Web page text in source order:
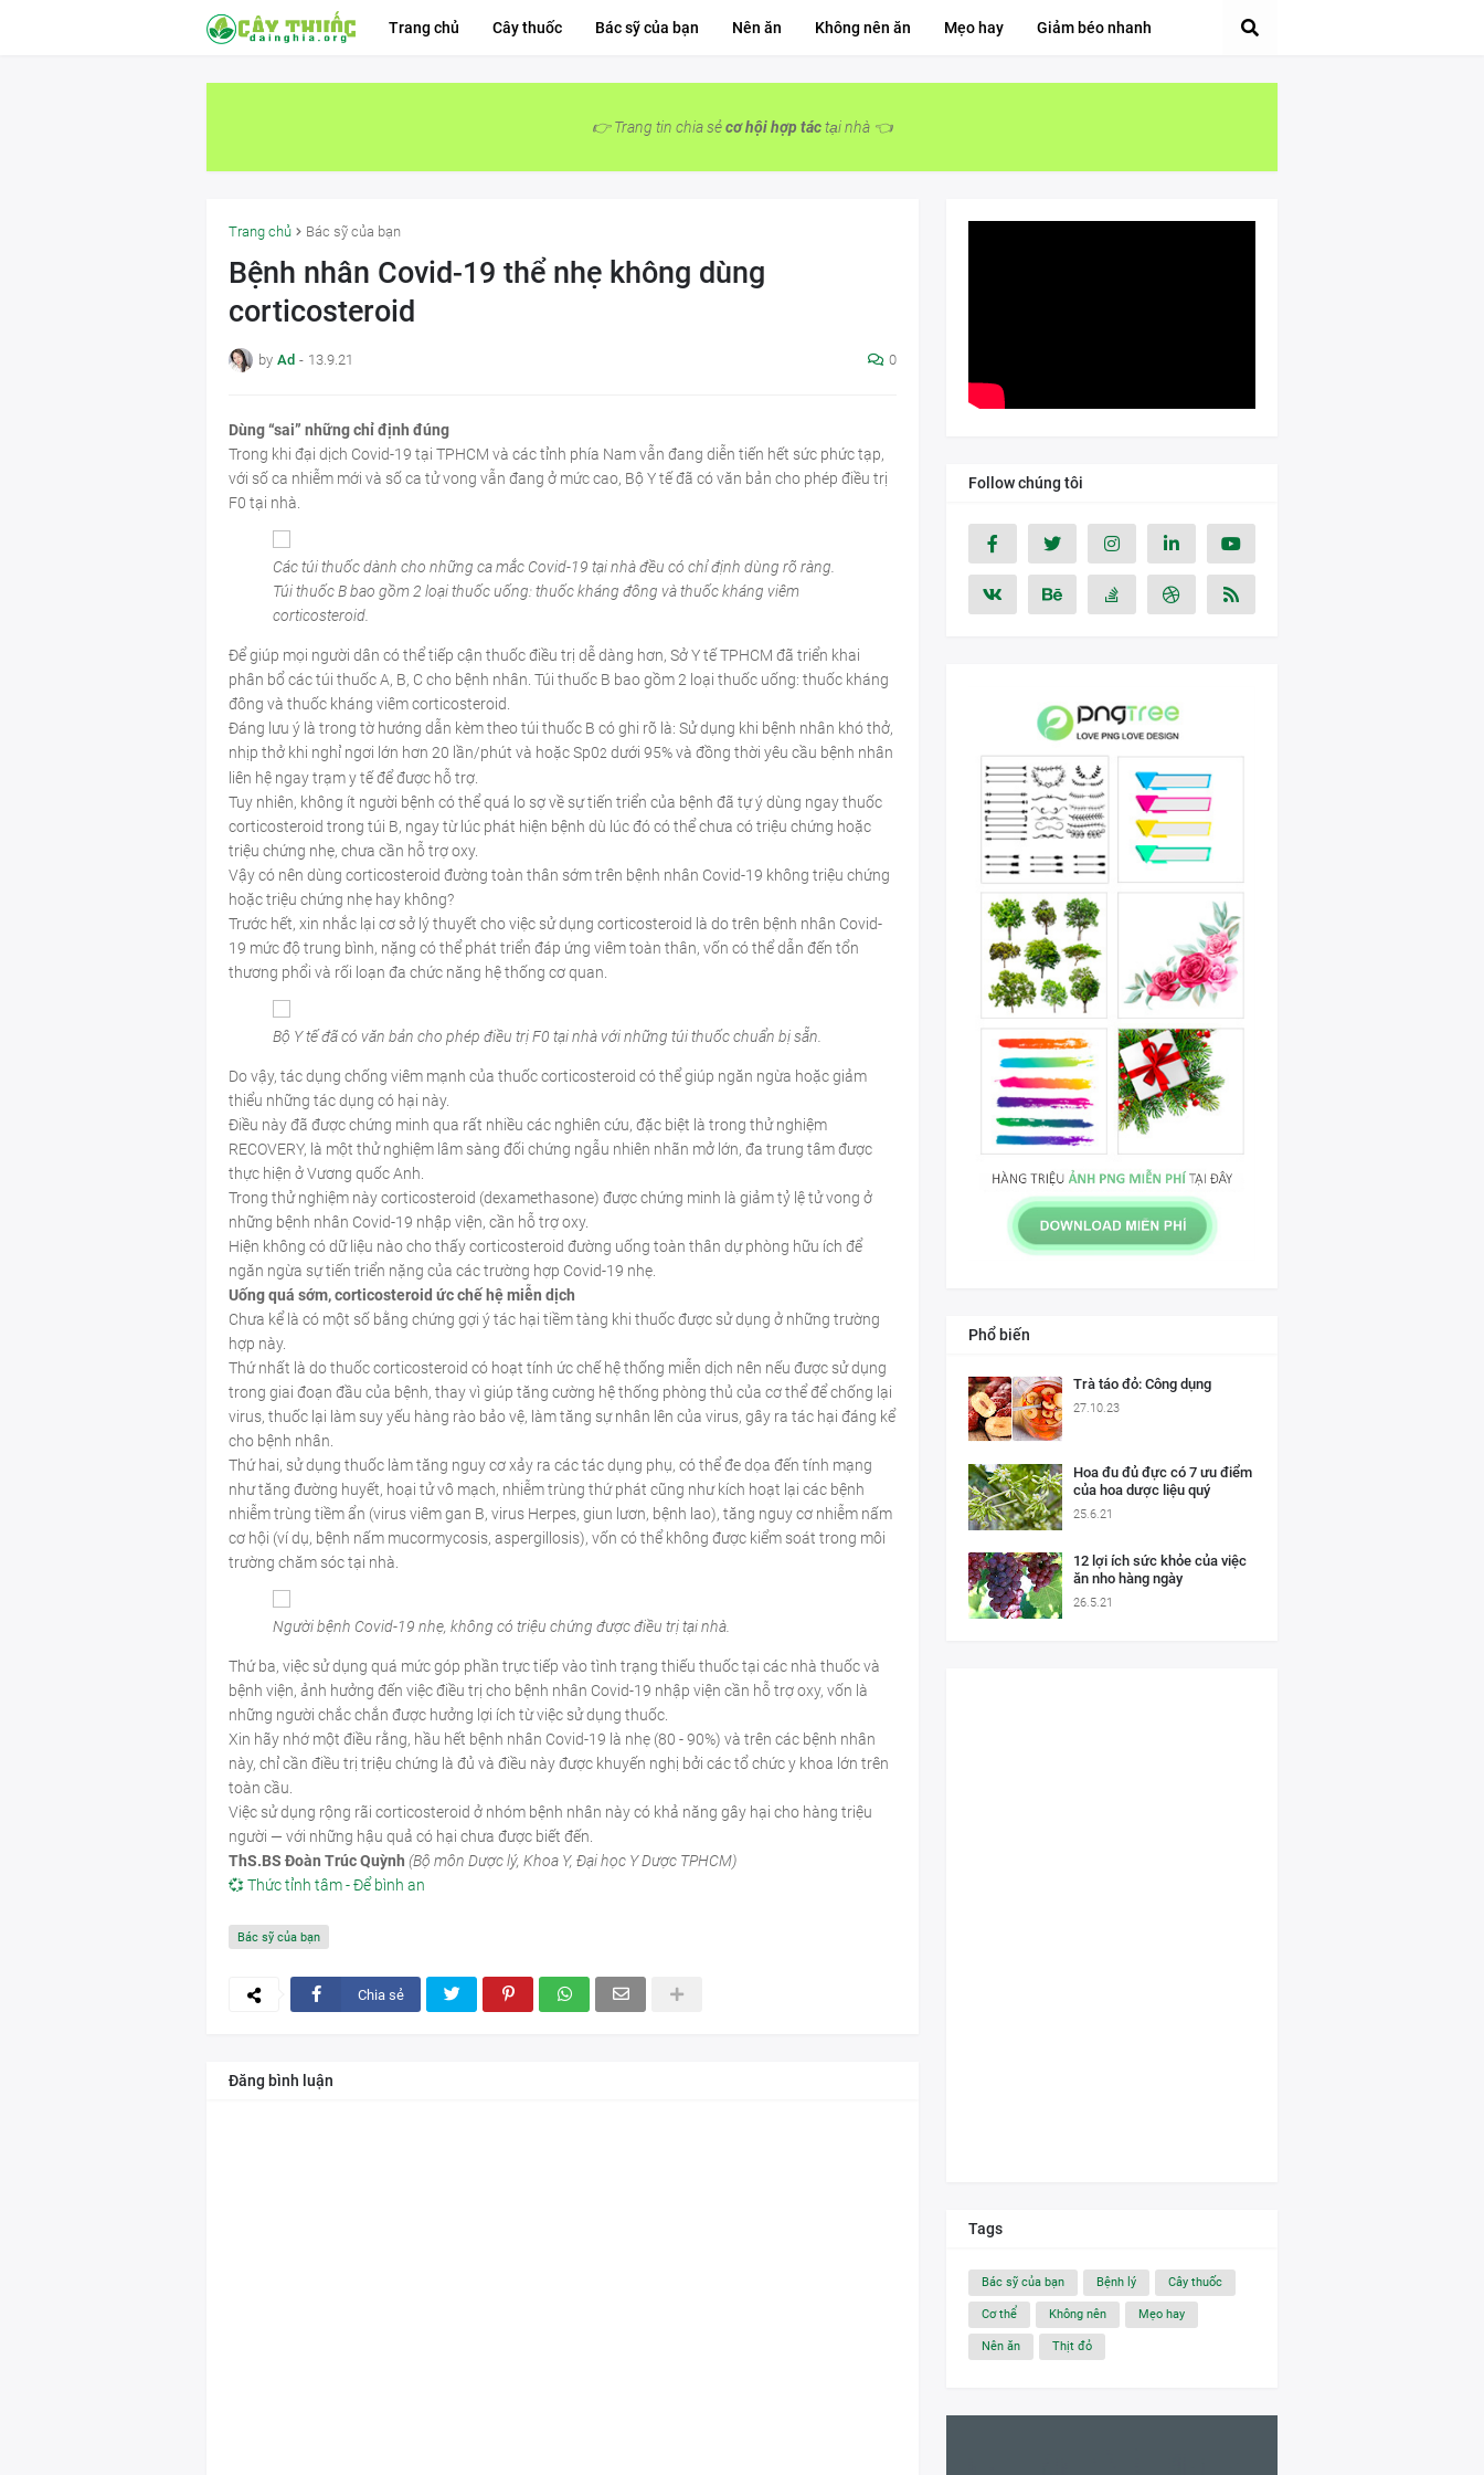
Trang chủ Cây thuốc Bác sỹ của bạn Nên ăn Không nên ăn Mẹo hay Giảm béo nhanh
👉 Trang tin chia sẻcơ hội hợp táctại nhà 👈
Trang chủ Bác sỹ của bạn
Bệnh nhân Covid-19 thể nhẹ không dùng
corticosteroid
by Ad - 13.9.21 0
Dùng “sai” những chỉ định đúng
Trong khi đại dịch Covid-19 tại TPHCM và các tỉnh phía Nam vẫn đang diễn tiến hết sức phức tạp,
với số ca nhiễm mới và số ca tử vong vẫn đang ở mức cao, Bộ Y tế đã có văn bản cho phép điều trị
F0 tại nhà.
Các túi thuốc dành cho những ca mắc Covid-19 tại nhà đều có chỉ định dùng rõ ràng.
Túi thuốc B bao gồm 2 loại thuốc uống: thuốc kháng đông và thuốc kháng viêm
corticosteroid.
Để giúp mọi người dân có thể tiếp cận thuốc điều trị dễ dàng hơn, Sở Y tế TPHCM đã triển khai
phân bổ các túi thuốc A, B, C cho bệnh nhân. Túi thuốc B bao gồm 2 loại thuốc uống: thuốc kháng
đông và thuốc kháng viêm corticosteroid.
Đáng lưu ý là trong tờ hướng dẫn kèm theo túi thuốc B có ghi rõ là: Sử dụng khi bệnh nhân khó thở,
nhịp thở khi nghỉ ngơi lớn hơn 20 lần/phút và hoặc Sp02 dưới 95% và đồng thời yêu cầu bệnh nhân
liên hệ ngay trạm y tế để được hỗ trợ.
Tuy nhiên, không ít người bệnh có thể quá lo sợ về sự tiến triển của bệnh đã tự ý dùng ngay thuốc
corticosteroid trong túi B, ngay từ lúc phát hiện bệnh dù lúc đó có thể chưa có triệu chứng hoặc
triệu chứng nhẹ, chưa cần hỗ trợ oxy.
Vậy có nên dùng corticosteroid đường toàn thân sớm trên bệnh nhân Covid-19 không triệu chứng
hoặc triệu chứng nhẹ hay không?
Trước hết, xin nhắc lại cơ sở lý thuyết cho việc sử dụng corticosteroid là do trên bệnh nhân Covid-
19 mức độ trung bình, nặng có thể phát triển đáp ứng viêm toàn thân, vốn có thể dẫn đến tổn
thương phổi và rối loạn đa chức năng hệ thống cơ quan.
Bộ Y tế đã có văn bản cho phép điều trị F0 tại nhà với những túi thuốc chuẩn bị sẵn.
Do vậy, tác dụng chống viêm mạnh của thuốc corticosteroid có thể giúp ngăn ngừa hoặc giảm
thiểu những tác dụng có hại này.
Điều này đã được chứng minh qua rất nhiều các nghiên cứu, đặc biệt là trong thử nghiệm
RECOVERY, là một thử nghiệm lâm sàng đối chứng ngẫu nhiên nhãn mở lớn, đa trung tâm được
thực hiện ở Vương quốc Anh.
Trong thử nghiệm này corticosteroid (dexamethasone) được chứng minh là giảm tỷ lệ tử vong ở
những bệnh nhân Covid-19 nhập viện, cần hỗ trợ oxy.
Hiện không có dữ liệu nào cho thấy corticosteroid đường uống toàn thân dự phòng hữu ích để
ngăn ngừa sự tiến triển nặng của các trường hợp Covid-19 nhẹ.
Uống quá sớm, corticosteroid ức chế hệ miễn dịch
Chưa kể là có một số bằng chứng gợi ý tác hại tiềm tàng khi thuốc được sử dụng ở những trường
hợp này.
Thứ nhất là do thuốc corticosteroid có hoạt tính ức chế hệ thống miễn dịch nên nếu được sử dụng
trong giai đoạn đầu của bệnh, thay vì giúp tăng cường hệ thống phòng thủ của cơ thể để chống lại
virus, thuốc lại làm suy yếu hàng rào bảo vệ, làm tăng sự nhân lên của virus, gây ra tác hại đáng kể
cho bệnh nhân.
Thứ hai, sử dụng thuốc làm tăng nguy cơ xảy ra các tác dụng phụ, có thể đe dọa đến tính mạng
như tăng đường huyết, hoại tử vô mạch, nhiễm trùng thứ phát cũng như kích hoạt lại các bệnh
nhiễm trùng tiềm ẩn (virus viêm gan B, virus Herpes, giun lươn, bệnh lao), tăng nguy cơ nhiễm nấm
cơ hội (ví dụ, bệnh nấm mucormycosis, aspergillosis), vốn có thể không được kiểm soát trong môi
trường chăm sóc tại nhà.
Người bệnh Covid-19 nhẹ, không có triệu chứng được điều trị tại nhà.
Thứ ba, việc sử dụng quá mức góp phần trực tiếp vào tình trạng thiếu thuốc tại các nhà thuốc và
bệnh viện, ảnh hưởng đến việc điều trị cho bệnh nhân Covid-19 nhập viện cần hỗ trợ oxy, vốn là
những người chắc chắn được hưởng lợi ích từ việc sử dụng thuốc.
Xin hãy nhớ một điều rằng, hầu hết bệnh nhân Covid-19 là nhẹ (80 - 90%) và trên các bệnh nhân
này, chỉ cần điều trị triệu chứng là đủ và điều này được khuyến nghị bởi các tổ chức y khoa lớn trên
toàn cầu.
Việc sử dụng rộng rãi corticosteroid ở nhóm bệnh nhân này có khả năng gây hại cho hàng triệu
người — với những hậu quả có hại chưa được biết đến.
ThS.BS Đoàn Trúc Quỳnh (Bộ môn Dược lý, Khoa Y, Đại học Y Dược TPHCM)
💞 Thức tỉnh tâm - Để bình an
Bác sỹ của bạn
Chia sẻ
Đăng bình luận
Follow chúng tôi
Phổ biến
Trà táo đỏ: Công dụng
27.10.23
Hoa đu đủ đực có 7 ưu điểm
của hoa dược liệu quý
25.6.21
12 lợi ích sức khỏe của việc
ăn nho hàng ngày
26.5.21
Tags
Bác sỹ của bạn Bệnh lý Cây thuốc
Cơ thể Không nên Mẹo hay
Nên ăn Thịt đỏ